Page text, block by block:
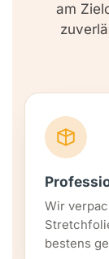
am
Wir
bestens